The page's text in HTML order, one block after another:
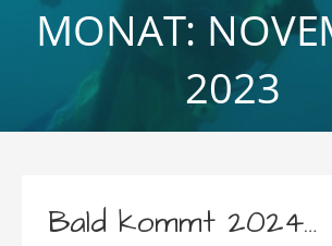
MONAT:
2023
Bald kommt 2024…